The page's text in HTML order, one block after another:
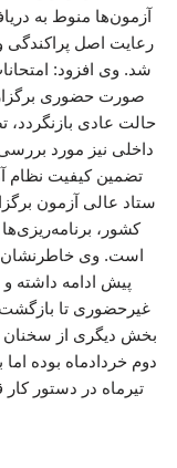
آزمون‌ها منوط به
رعایت اصل پراکندگی
صورت حضوری
حالت عادی بازنگردد،
داخلی نیز مورد
تضمین کیفیت نظام
ستاد عالی آزمون
کشور،
غیرحضوری تا
بخش دیگری از سخنان
تیرماه در دستور کار